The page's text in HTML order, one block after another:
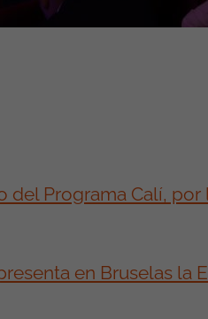
Programa Calí,
en Bruselas